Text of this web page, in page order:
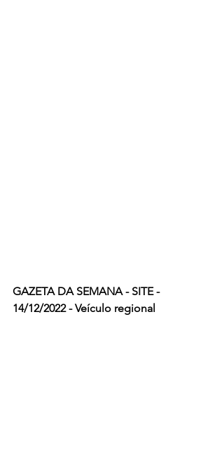
GAZETA DA SEMANA - SITE -
14/12/2022 - Veículo regional